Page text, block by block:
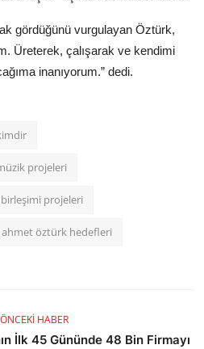
gördüğünü vurgulayan Öztürk,
Üreterek, çalışarak ve kendimi
inanıyorum.” dedi.
projeleri
projeleri
öztürk hedefleri
ÖNCEKI HABER
İlk 45 Gününde 48 Bin Firmayı